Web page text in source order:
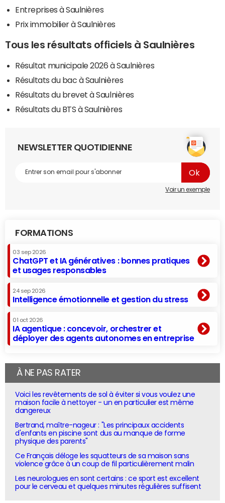
Entreprises à Saulnières
Prix immobilier à Saulnières
Tous les résultats officiels à Saulnières
Résultat municipale 2026 à Saulnières
Résultats du bac à Saulnières
Résultats du brevet à Saulnières
Résultats du BTS à Saulnières
NEWSLETTER QUOTIDIENNE
Voir un exemple
FORMATIONS
03 sep 2026
ChatGPT et IA génératives : bonnes pratiques
et usages responsables
24 sep 2026
Intelligence émotionnelle et gestion du stress
01 oct 2026
IA agentique : concevoir, orchestrer et
déployer des agents autonomes en entreprise
À NE PAS RATER
Voici les revêtements de sol à éviter si vous voulez une
maison facile à nettoyer - un en particulier est même
dangereux
Bertrand, maître-nageur : "Les principaux accidents
d'enfants en piscine sont dus au manque de forme
physique des parents"
Ce Français déloge les squatteurs de sa maison sans
violence grâce à un coup de fil particulièrement malin
Les neurologues en sont certains : ce sport est excellent
pour le cerveau et quelques minutes régulières suffisent